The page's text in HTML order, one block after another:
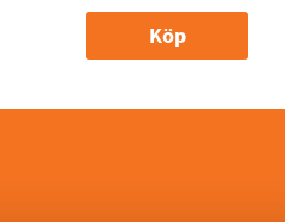
Köp